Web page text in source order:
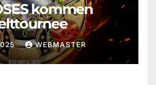
kommen
WEBMASTER